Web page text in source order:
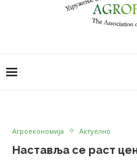
Агроекономија Актуелно
Наставља се раст